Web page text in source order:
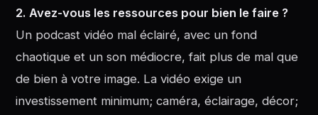
2. Avez-vous les ressources pour bien le faire ?
Un podcast vidéo mal éclairé, avec un fond
chaotique et un son médiocre, fait plus de mal que
de bien à votre image. La vidéo exige un
investissement minimum; caméra, éclairage, décor;